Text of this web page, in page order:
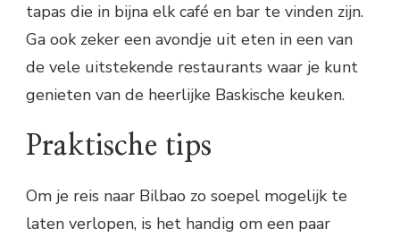
tapas die in bijna elk café en bar te vinden zijn.
Ga ook zeker een avondje uit eten in een van
de vele uitstekende restaurants waar je kunt
genieten van de heerlijke Baskische keuken.
Praktische tips
Om je reis naar Bilbao zo soepel mogelijk te
laten verlopen, is het handig om een paar